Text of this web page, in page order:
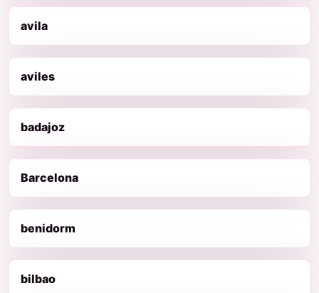
avila
aviles
badajoz
Barcelona
benidorm
bilbao